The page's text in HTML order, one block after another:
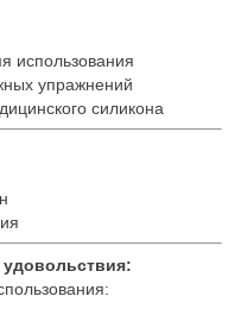
использования
упражнений
силикона